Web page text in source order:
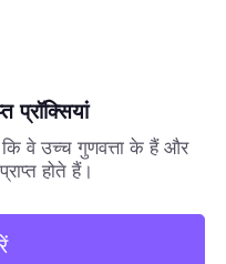
प्रॉक्सियां
कि वे उच्च गुणवत्ता के हैं और
होते हैं।